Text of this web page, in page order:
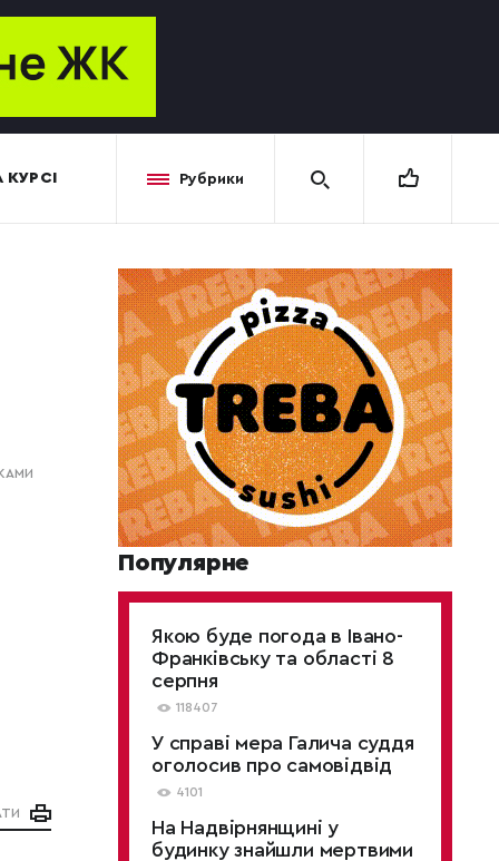
Рубрики
Популярне
Якою буде погода в Івано-
Франківську та області 8
серпня
118407
У справі мера Галича суддя
оголосив про самовідвід
4101
На Надвірнянщині у
будинку знайшли мертвими